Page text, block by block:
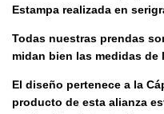
Estampa realizada en
Todas nuestras prendas
midan bien las medidas de
El diseño pertenece a la
producto de esta alianza